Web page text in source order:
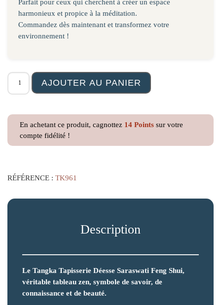
Parfait pour ceux qui cherchent à créer un espace
harmonieux et propice à la méditation.
Commandez dès maintenant et transformez votre
environnement !
quantité de Tangka Tapisserie Déesse Saraswati
AJOUTER AU PANIER
En achetant ce produit, cagnottez 14 Points sur votre
compte fidélité !
RÉFÉRENCE : TK961
Description
Le Tangka Tapisserie Déesse Saraswati Feng Shui,
véritable tableau zen, symbole de savoir, de
connaissance et de beauté.